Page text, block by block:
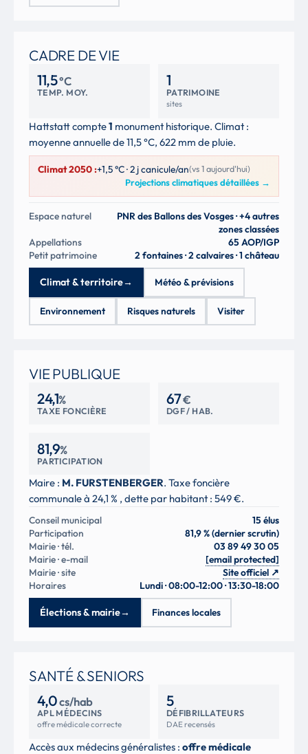
CADRE DE VIE
11,5°C
TEMP. MOY.
1
PATRIMOINE
sites
Hattstatt compte1 monument historique. Climat :
moyenne annuelle de 11,5 °C, 622 mm de pluie.
Climat 2050 :+1,5 °C · 2 j canicule/an(vs 1 aujourd'hui)
Projections climatiques détaillées →
Espace naturel
PNR des Ballons des Vosges · +4 autres
zones classées
Appellations
65 AOP/IGP
Petit patrimoine
2 fontaines · 2 calvaires · 1 château
Climat & territoire→ Météo & prévisions
Environnement Risques naturels Visiter
VIE PUBLIQUE
24,1%
TAXE FONCIÈRE
67€
DGF / HAB.
81,9%
PARTICIPATION
Maire : M. FURSTENBERGER. Taxe foncière
communale à 24,1 % , dette par habitant : 549 €.
Conseil municipal
15 élus
Participation
81,9 % (dernier scrutin)
Mairie · tél.
03 89 49 30 05
Mairie · e-mail
[email protected]
Mairie · site
Site officiel ↗
Horaires
Lundi · 08:00-12:00 · 13:30-18:00
Élections & mairie→ Finances locales
SANTÉ & SENIORS
4,0cs/hab
APL MÉDECINS
offre médicale correcte
5
DÉFIBRILLATEURS
DAE recensés
Accès aux médecins généralistes : offre médicale